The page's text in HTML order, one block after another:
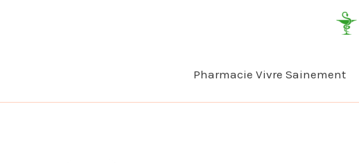
Pharmacie Vivre Sainement